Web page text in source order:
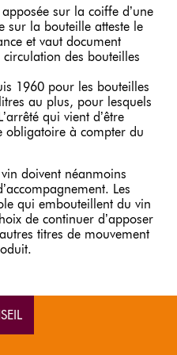
sur la coiffe d’une
sur la bouteille atteste le
et vaut document
des bouteilles
1960 pour les bouteilles
au plus, pour lesquels
qui vient d’être
obligatoire à compter du
doivent néanmoins
Les
qui embouteillent du vin
de continuer d’apposer
titres de mouvement